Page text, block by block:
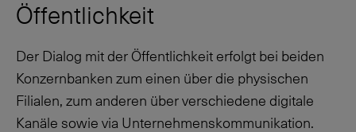
Öffentlichkeit
Der Dialog mit der Öffentlichkeit erfolgt bei beiden
Konzernbanken zum einen über die physischen
Filialen, zum anderen über verschiedene digitale
Kanäle sowie via Unternehmenskommunikation.